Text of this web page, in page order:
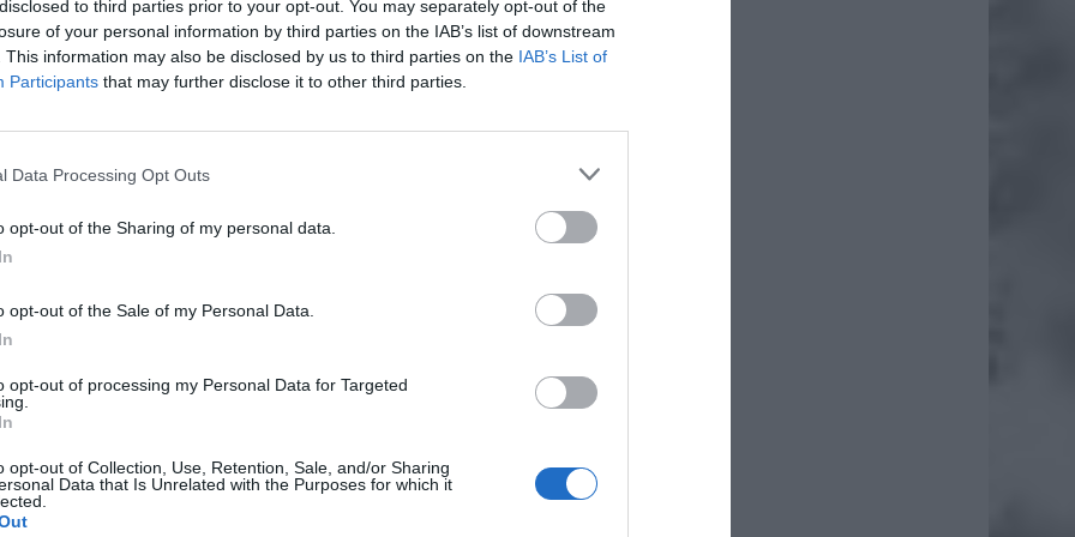
to third parties prior to your opt-out. You may separately opt-out of the
of your personal information by third parties on the IAB’s list of downstream
This information may also be disclosed by us to third parties on the IAB’s List of
Participants that may further disclose it to other third parties.
Data Processing Opt Outs
opt-out of the Sharing of my personal data.
opt-out of the Sale of my Personal Data.
opt-out of processing my Personal Data for Targeted
opt-out of Collection, Use, Retention, Sale, and/or Sharing
Data that Is Unrelated with the Purposes for which it
jest kompletnie zakorkowana. Ma to związek z kilkoma kolizjami zarówno
Poznania jak i Białegostoku.
RÓWNIEŻ:
przecenił hit do kuchni. Air fryer tańszy aż o 150 zł, a to dopiero